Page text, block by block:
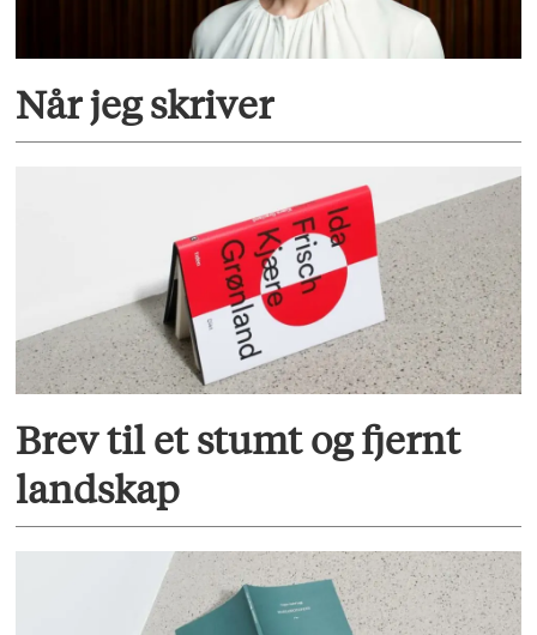
Når jeg skriver
Brev til et stumt og fjernt
landskap